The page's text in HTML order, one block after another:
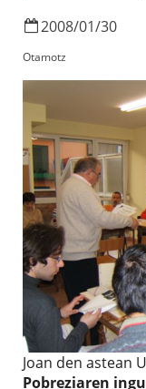
2008/01/30
Otamotz
Joan den astean
Pobreziaren